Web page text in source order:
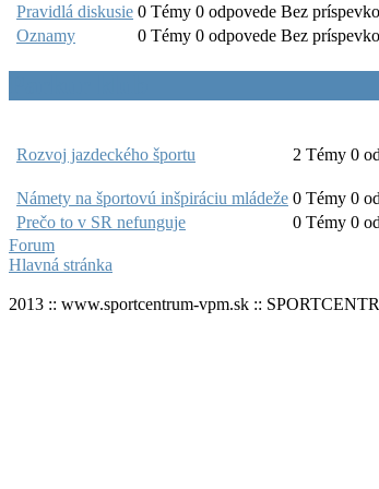
Pravidlá diskusie 0 Témy 0 odpovede Bez
Oznamy
0 Témy 0 odpovede Bez
Rozvoj jazdeckého športu 2 Témy 0
Námety na športovú inšpiráciu mládeže 0 Témy 0
Prečo to v SR nefunguje
0 Témy 0
Forum
Hlavná stránka
2013 :: www.sportcentrum-vpm.sk ::